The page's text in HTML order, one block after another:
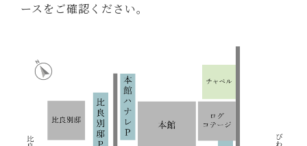
ースをご確認ください。